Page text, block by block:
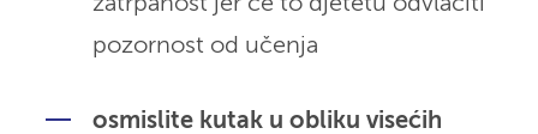
pozornost od učenja
osmislite kutak u obliku visećih